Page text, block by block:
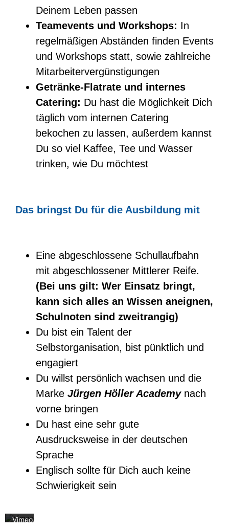
Deinem Leben passen
Teamevents und Workshops: In
regelmäßigen Abständen finden Events
und Workshops statt, sowie zahlreiche
Mitarbeitervergünstigungen
Getränke-Flatrate und internes
Catering: Du hast die Möglichkeit Dich
täglich vom internen Catering
bekochen zu lassen, außerdem kannst
Du so viel Kaffee, Tee und Wasser
trinken, wie Du möchtest
Das bringst Du für die Ausbildung mit
Eine abgeschlossene Schullaufbahn
mit abgeschlossener Mittlerer Reife.
(Bei uns gilt: Wer Einsatz bringt,
kann sich alles an Wissen aneignen,
Schulnoten sind zweitrangig)
Du bist ein Talent der
Selbstorganisation, bist pünktlich und
engagiert
Du willst persönlich wachsen und die
Marke Jürgen Höller Academynach
vorne bringen
Du hast eine sehr gute
Ausdrucksweise in der deutschen
Sprache
Englisch sollte für Dich auch keine
Schwierigkeit sein
Videos
akzeptieren
Vimeo.